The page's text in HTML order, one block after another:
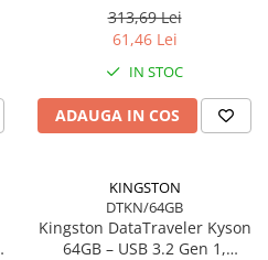
313,69 Lei
61,46 Lei
IN STOC
ADAUGA IN COS
KINGSTON
DTKN/64GB
Kingston DataTraveler Kyson
64GB – USB 3.2 Gen 1,